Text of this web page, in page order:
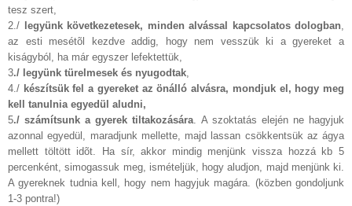
tesz szert,
2./
legyünk következetesek, minden alvással kapcsolatos dologban,
az esti mesétõl kezdve addig, hogy nem vesszük ki a gyereket a
kiságyból, ha már egyszer lefektettük,
3./ legyünk türelmesek és nyugodtak,
4./ készítsük fel a gyereket az önálló alvásra, mondjuk el, hogy meg
kell tanulnia egyedül aludni,
5./ számítsunk a gyerek tiltakozására. A szoktatás elején ne hagyjuk
azonnal egyedül, maradjunk mellette, majd lassan csökkentsük az ágya
mellett töltött idõt. Ha sír, akkor mindig menjünk vissza hozzá kb 5
percenként, simogassuk meg, ismételjük, hogy aludjon, majd menjünk ki.
A gyereknek tudnia kell, hogy nem hagyjuk magára. (közben gondoljunk
1-3 pontra!)